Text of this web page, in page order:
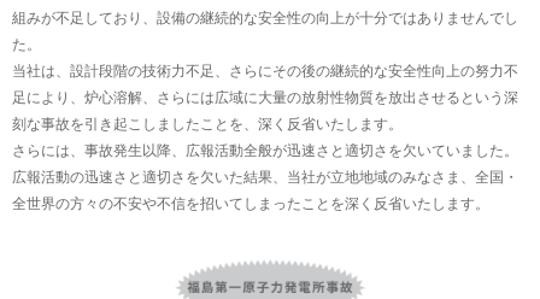
組みが不足しており、設備の継続的な安全性の向上が十分ではありませんでし
た。
当社は、設計段階の技術力不足、さらにその後の継続的な安全性向上の努力不
足により、炉心溶解、さらには広域に大量の放射性物質を放出させるという深
刻な事故を引き起こしましたことを、深く反省いたします。
さらには、事故発生以降、広報活動全般が迅速さと適切さを欠いていました。
広報活動の迅速さと適切さを欠いた結果、当社が立地地域のみなさま、全国・
全世界の方々の不安や不信を招いてしまったことを深く反省いたします。